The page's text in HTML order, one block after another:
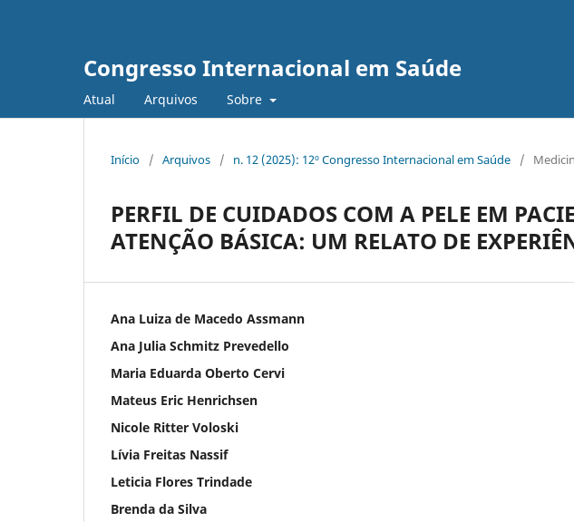
Congresso Internacional em Saúde
Atual Arquivos Sobre
Início / Arquivos / n. 12 (2025): 12º Congresso Internacional em Saúde /
PERFIL DE CUIDADOS COM A PELE EM
ATENÇÃO BÁSICA: UM RELATO DE
Ana Luiza de Macedo Assmann
Ana Julia Schmitz Prevedello
Maria Eduarda Oberto Cervi
Mateus Eric Henrichsen
Nicole Ritter Voloski
Lívia Freitas Nassif
Leticia Flores Trindade
Brenda da Silva